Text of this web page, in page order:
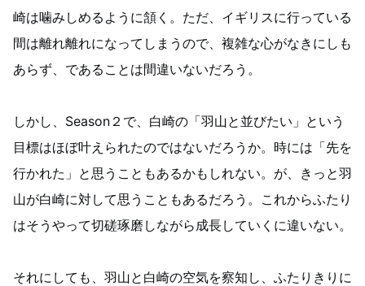
崎は噛みしめるように頷く。ただ、イギリスに行っている
間は離れ離れになってしまうので、複雑な心がなきにしも
あらず、であることは間違いないだろう。
しかし、Season２で、白崎の「羽山と並びたい」という
目標はほぼ叶えられたのではないだろうか。時には「先を
行かれた」と思うこともあるかもしれない。が、きっと羽
山が白崎に対して思うこともあるだろう。これからふたり
はそうやって切磋琢磨しながら成長していくに違いない。
それにしても、羽山と白崎の空気を察知し、ふたりきりに